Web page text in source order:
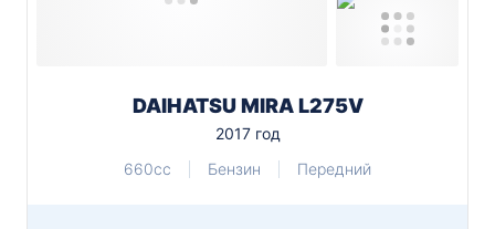
DAIHATSU MIRA L275V
2017 год
660cc
Бензин Передний